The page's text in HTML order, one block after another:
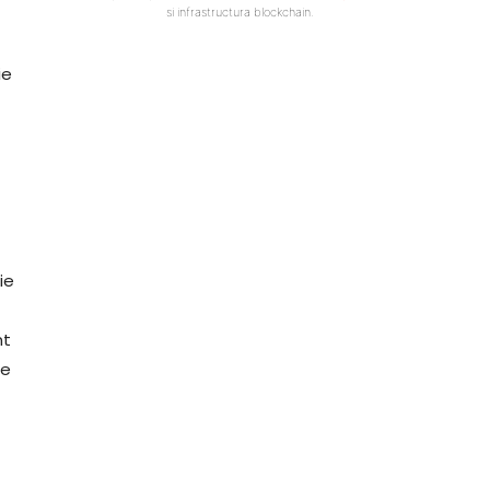
si infrastructura blockchain.